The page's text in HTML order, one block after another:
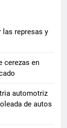
las represas y
cerezas en
automotriz
de autos